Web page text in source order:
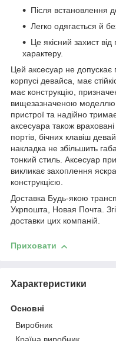
Після встановлення
Легко одягається й
Це якісний захист
характеру.
Цей аксесуар не допускає
корпусі девайса, має
має конструкцію,
вищезазначеною моделлю
пристрої та надійно
аксесуара також враховані
портів, бічних клавіш
накладка не збільшить
тонкий стиль. Аксесуар
викликає захоплення
конструкцією.
Доставка Будь-якою
Укрпошта, Новая Почта.
доставки цих компаній.
Приховати
Характеристики
Основні
Виробник